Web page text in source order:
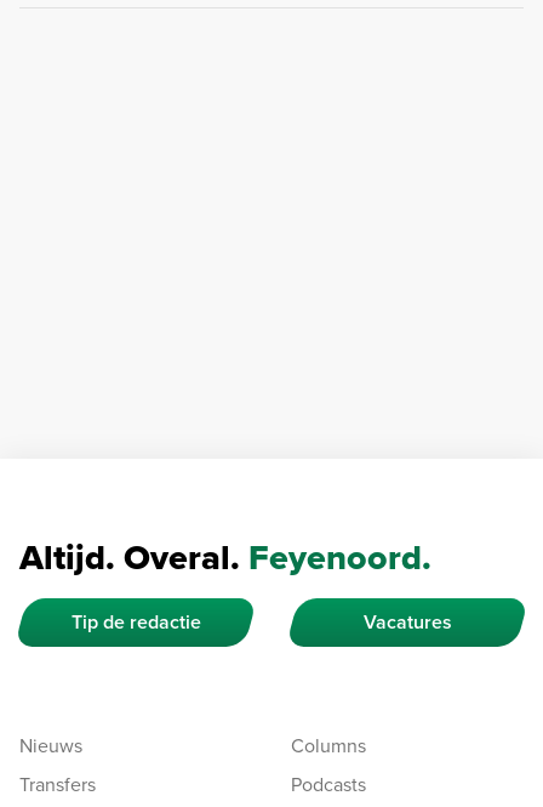
Altijd. Overal. Feyenoord.
Tip de redactie Vacatures
Nieuws
Transfers
Columns
Podcasts